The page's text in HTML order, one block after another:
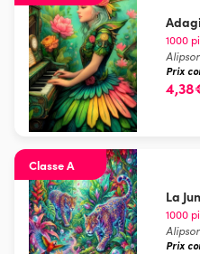
1000
Prix
Classe A
La
1000
Prix